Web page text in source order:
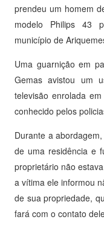
prendeu um homem
modelo Philips 43
município de
Uma guarnição em
Gemas avistou um
televisão enrolada
conhecido pelos
Durante a
de uma residência e
proprietário não
a vítima ele informou
de sua propriedade,
fará com o contato